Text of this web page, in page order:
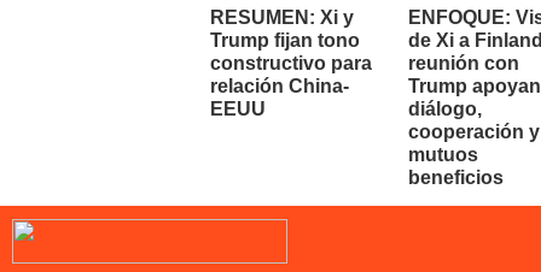
RESUMEN: Xi y
Trump fijan tono
constructivo para
relación China-
EEUU
ENFOQUE:
de Xi a
reunión con
Trump apoyan
diálogo,
cooperación y
mutuos
beneficios